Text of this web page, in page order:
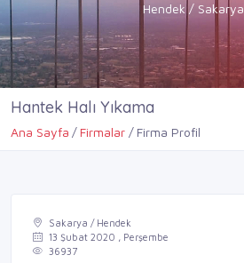
Hendek / Sakarya
Hantek Halı Yıkama
Ana Sayfa Firmalar Firma Profil
Sakarya / Hendek
13 Şubat 2020 , Perşembe
36937